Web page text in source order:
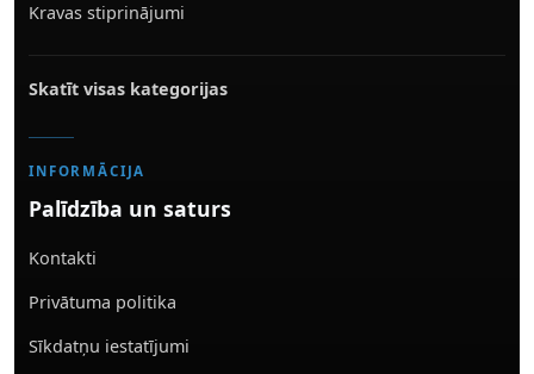
Kravas stiprinājumi
Skatīt visas kategorijas
INFORMĀCIJA
Palīdzība un saturs
Kontakti
Privātuma politika
Sīkdatņu iestatījumi